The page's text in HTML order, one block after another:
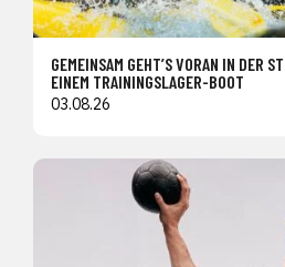
GEMEINSAM GEHT’S VORAN IN DER
EINEM TRAININGSLAGER-BOOT
03.08.26